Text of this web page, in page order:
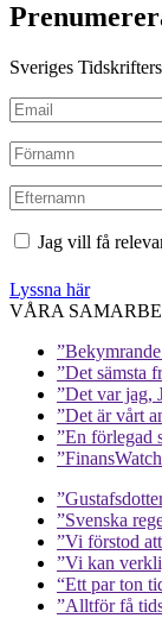
Sveriges
Jag vill få
Lyssna här
VÅRA
”Det sämsta
”Det var jag,
”Det är vårt
”En förlegad
”Svenska
”Vi förstod
”Vi kan
“Ett par ton
”Alltför få